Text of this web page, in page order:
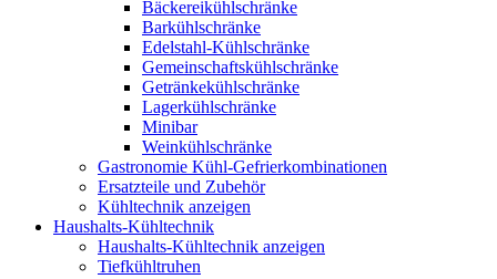
Bäckereikühlschränke
Barkühlschränke
Edelstahl-Kühlschränke
Gemeinschaftskühlschränke
Getränkekühlschränke
Lagerkühlschränke
Minibar
Weinkühlschränke
Gastronomie Kühl-Gefrierkombinationen
Ersatzteile und Zubehör
Kühltechnik anzeigen
Haushalts-Kühltechnik
Haushalts-Kühltechnik anzeigen
Tiefkühltruhen